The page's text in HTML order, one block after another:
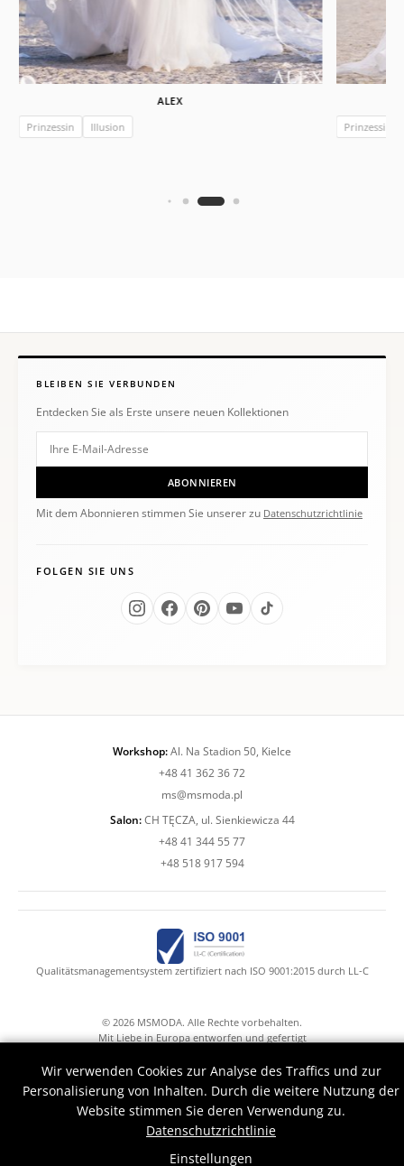
ALEX
Prinzessin
Illusion Prinzessin
BLEIBEN SIE VERBUNDEN
Entdecken Sie als Erste unsere neuen Kollektionen
ABONNIEREN
Mit dem Abonnieren stimmen Sie unserer zu Datenschutzrichtlinie
FOLGEN SIE UNS
Workshop:Al. Na Stadion 50, Kielce
+48 41 362 36 72
ms@msmoda.pl
Salon:CH TĘCZA, ul. Sienkiewicza 44
+48 41 344 55 77
+48 518 917 594
Qualitätsmanagementsystem zertifiziert nach ISO 9001:2015 durch LL-C
© 2026 MSMODA. Alle Rechte vorbehalten.
Mit Liebe in Europa entworfen und gefertigt
Wir verwenden Cookies zur Analyse des Traffics und zur
Personalisierung von Inhalten. Durch die weitere Nutzung der
Website stimmen Sie deren Verwendung zu.
Datenschutzrichtlinie
Einstellungen